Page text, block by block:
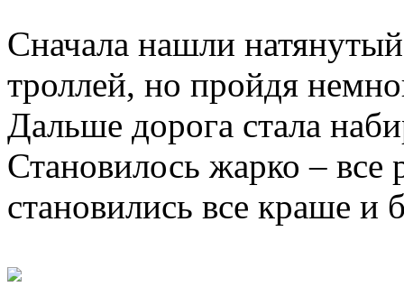
Сначала нашли
троллей, но пройдя
Дальше дорога стала
Становилось жарко – все
становились все краше и